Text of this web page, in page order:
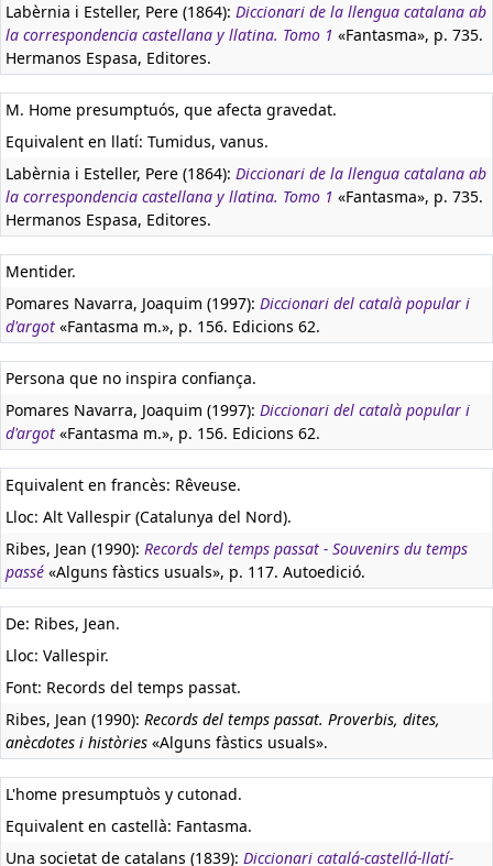
Labèrnia i Esteller, Pere (1864): Diccionari de la llengua catalana ab
la correspondencia castellana y llatina. Tomo 1 «Fantasma», p. 735.
Hermanos Espasa, Editores.
M. Home presumptuós, que afecta gravedat.
Equivalent en llatí: Tumidus, vanus.
Labèrnia i Esteller, Pere (1864): Diccionari de la llengua catalana ab
la correspondencia castellana y llatina. Tomo 1 «Fantasma», p. 735.
Hermanos Espasa, Editores.
Mentider.
Pomares Navarra, Joaquim (1997): Diccionari del català popular i
d'argot «Fantasma m.», p. 156. Edicions 62.
Persona que no inspira confiança.
Pomares Navarra, Joaquim (1997): Diccionari del català popular i
d'argot «Fantasma m.», p. 156. Edicions 62.
Equivalent en francès: Rêveuse.
Lloc: Alt Vallespir (Catalunya del Nord).
Ribes, Jean (1990): Records del temps passat - Souvenirs du temps
passé «Alguns fàstics usuals», p. 117. Autoedició.
De: Ribes, Jean.
Lloc: Vallespir.
Font: Records del temps passat.
Ribes, Jean (1990): Records del temps passat. Proverbis, dites,
anècdotes i històries «Alguns fàstics usuals».
L'home presumptuòs y cutonad.
Equivalent en castellà: Fantasma.
Una societat de catalans (1839): Diccionari catalá-castellá-llatí-